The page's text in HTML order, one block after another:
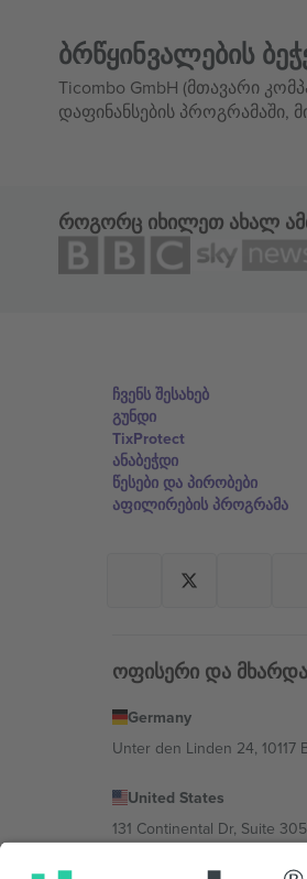
ბრწყინვალების
Ticombo GmbH (მთავარი
დაფინანსების პროგრამაში,
როგორც იხილეთ ახალ
ჩვენს შესახებ
გუნდი
TixProtect
ანაბეჭდი
წესები და პირობები
აფილირების პროგრამა
ოფისერი და
Germany
Unter den Linden 24, 10117
United States
131 Continental Dr, Suite